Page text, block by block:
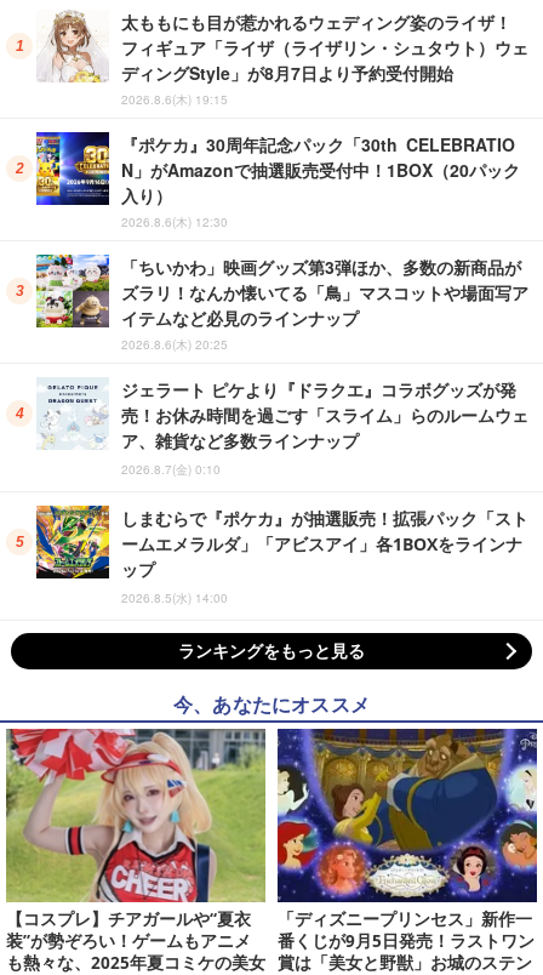
太ももにも目が惹かれるウェディング姿のライザ！
フィギュア「ライザ（ライザリン・シュタウト）ウェ
ディングStyle」が8月7日より予約受付開始
2026.8.6(木) 19:15
『ポケカ』30周年記念パック「30th CELEBRATIO
N」がAmazonで抽選販売受付中！1BOX（20パック
入り）
2026.8.6(木) 12:30
「ちいかわ」映画グッズ第3弾ほか、多数の新商品が
ズラリ！なんか懐いてる「鳥」マスコットや場面写ア
イテムなど必見のラインナップ
2026.8.6(木) 20:25
ジェラート ピケより『ドラクエ』コラボグッズが発
売！お休み時間を過ごす「スライム」らのルームウェ
ア、雑貨など多数ラインナップ
2026.8.7(金) 0:10
しまむらで『ポケカ』が抽選販売！拡張パック「スト
ームエメラルダ」「アビスアイ」各1BOXをラインナ
ップ
2026.8.5(水) 14:00
ランキングをもっと見る
今、あなたにオススメ
【コスプレ】チアガールや“夏衣
装”が勢ぞろい！ゲームもアニメ
も熱々な、2025年夏コミケの美女
「ディズニープリンセス」新作一
番くじが9月5日発売！ラストワン
賞は「美女と野獣」お城のステン